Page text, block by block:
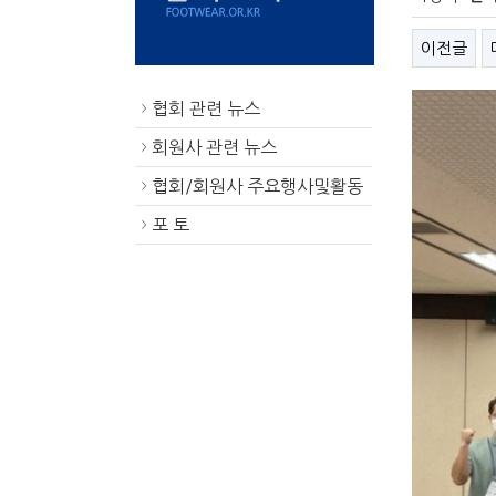
> 협회 관련 뉴스
> 회원사 관련 뉴스
> 협회/회원사 주요행사및활동
> 포 토
이전글